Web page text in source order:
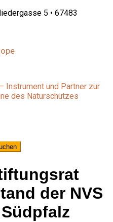
5 • 67483
Instrument und Partner zur
des Naturschutzes
der NVS